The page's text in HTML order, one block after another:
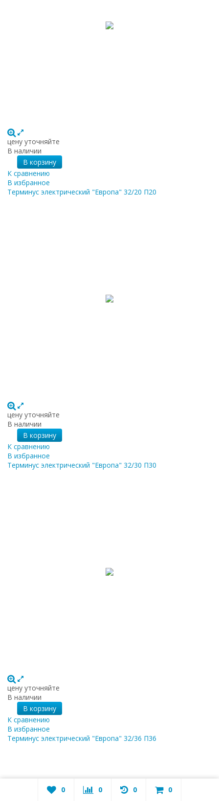
цену уточняйте
В наличии
В корзину
К сравнению
В избранное
Терминус электрический "Европа" 32/20 П20
цену уточняйте
В наличии
В корзину
К сравнению
В избранное
Терминус электрический "Европа" 32/30 П30
цену уточняйте
В наличии
В корзину
К сравнению
В избранное
Терминус электрический "Европа" 32/36 П36
0 0 0 0